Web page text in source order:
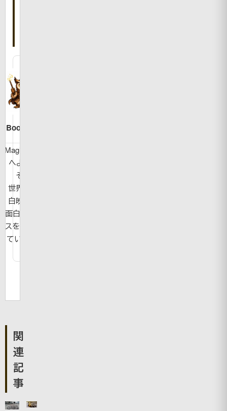
Bookman
MagicBook
へようこ
そ！
世界の面
白映像や
面白ニュー
スを紹介し
ています。
関
連
記
事